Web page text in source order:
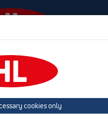
KATALOOG / ET
Grotelės
cookies only